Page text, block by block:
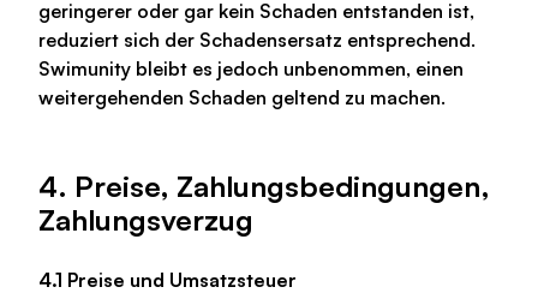
geringerer oder gar kein Schaden entstanden ist,
reduziert sich der Schadensersatz entsprechend.
Swimunity bleibt es jedoch unbenommen, einen
weitergehenden Schaden geltend zu machen.
4. Preise, Zahlungsbedingungen,
Zahlungsverzug
4.1 Preise und Umsatzsteuer